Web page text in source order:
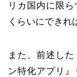
リカ国内に限
くらいにできれ
また、前述し
ン特化アプリ